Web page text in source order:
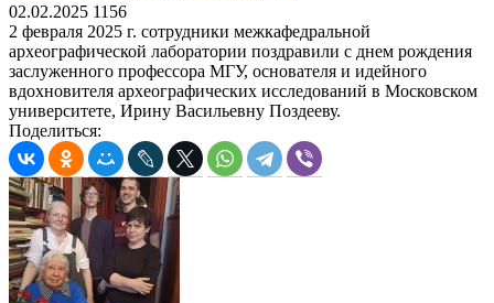
02.02.2025 1156
2 февраля 2025 г. сотрудники межкафедральной
археографической лаборатории поздравили с днем рождения
заслуженного профессора МГУ, основателя и идейного
вдохновителя археографических исследований в Московском
университете, Ирину Васильевну Поздееву.
Поделиться: